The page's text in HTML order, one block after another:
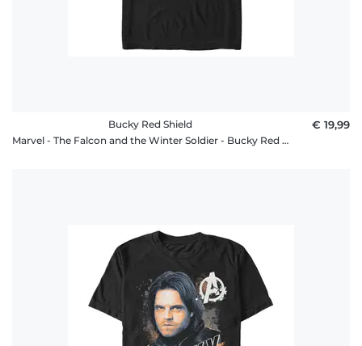
Bucky Red Shield
Marvel - The Falcon and the Winter Soldier - Bucky Red Shield - Männer T-Shirt
€ 19,99